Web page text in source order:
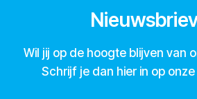
Wil jij op de hoogte blijven van
Schrijf je dan hier in op